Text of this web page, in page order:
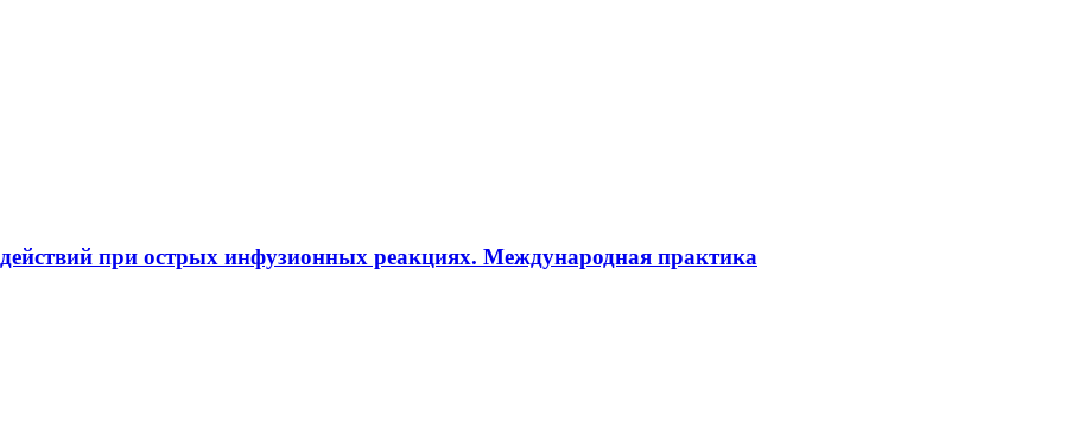
при острых инфузионных реакциях. Международная практика